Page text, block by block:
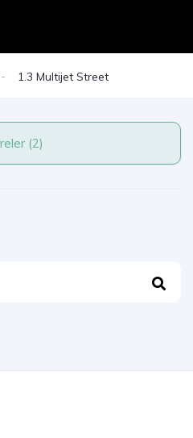
1.3 Multijet Street
Filtreler (2)